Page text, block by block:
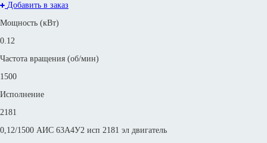
Добавить в заказ
Мощность (кВт)
0.12
Частота вращения (об/мин)
1500
Исполнение
2181
0,12/1500 АИС 63А4У2 исп 2181 эл двигатель